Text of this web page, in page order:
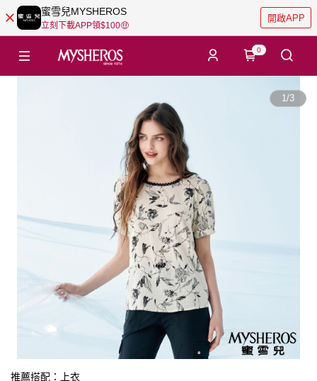
蜜雪兒MYSHEROS
立刻下載APP領$100🤑
開啟APP
0
1/3
推薦搭配：上衣